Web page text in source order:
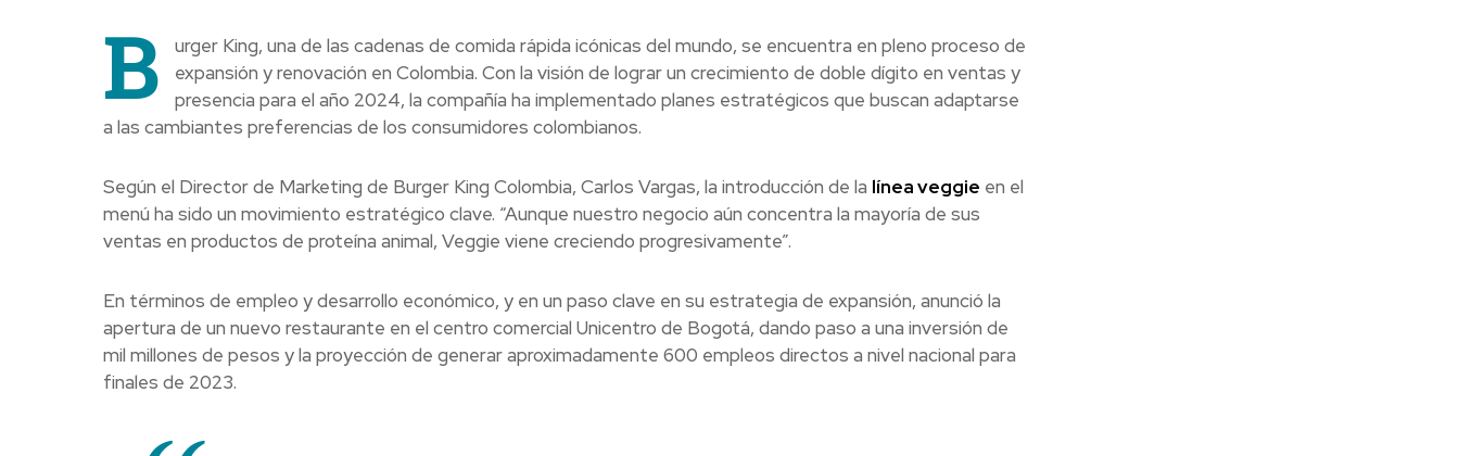
B
urger King, una de las cadenas de comida rápida icónicas del mundo, se encuentra en pleno proceso de
expansión y renovación en Colombia. Con la visión de lograr un crecimiento de doble dígito en ventas y
presencia para el año 2024, la compañía ha implementado planes estratégicos que buscan adaptarse
a las cambiantes preferencias de los consumidores colombianos.
Según el Director de Marketing de Burger King Colombia, Carlos Vargas, la introducción de la línea veggie en el
menú ha sido un movimiento estratégico clave. “Aunque nuestro negocio aún concentra la mayoría de sus
ventas en productos de proteína animal, Veggie viene creciendo progresivamente”.
En términos de empleo y desarrollo económico, y en un paso clave en su estrategia de expansión, anunció la
apertura de un nuevo restaurante en el centro comercial Unicentro de Bogotá, dando paso a una inversión de
mil millones de pesos y la proyección de generar aproximadamente 600 empleos directos a nivel nacional para
finales de 2023.